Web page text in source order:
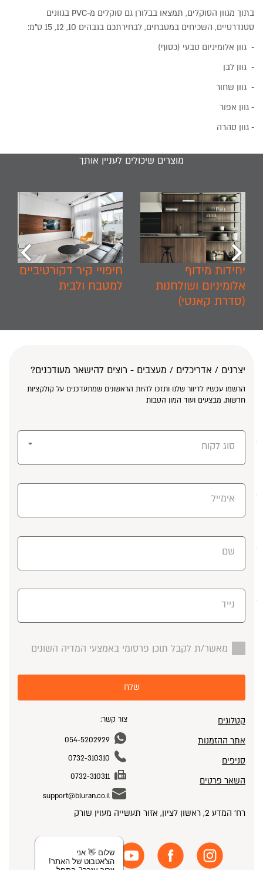
בתוך מגוון הסוקלים, תמצאו בבלורן גם סוקלים מ-PVC בגוונים
סטנדרטיים, השכיחים במטבחים, לבחירתכם בגבהים 10, 12, 15 ס"מ:
- גוון אלומיניום טבעי (כסוף)
- גוון לבן
- גוון שחור
- גוון אפור
- גוון סהרה
מוצרים שיכולים לעניין אותך
chevron_left
חיפויי קיר דקורטיביים
למטבח ולבית
יחידות מידוף
אלומיניום ושולחנות
(סדרת קאנטי)
chevron_right
יצרנים / אדריכלים / מעצבים - רוצים להישאר מעודכנים?
הרשמו עכשיו לדיוור שלנו ותזכו להיות הראשונים שמתעדכנים על קולקציות
חדשות, מבצעים ועוד המון הטבות
סוג לקוח
אימייל
שם
נייד
מאשר/ת לקבל תוכן פרסומי באמצעי המדיה השונים
שלח
קטלוגים
אתר ההזמנות
סניפים
השאר פרטים
צור קשר:
054-5202929
0732-310310
0732-310311
support@bluran.co.il
רח' המדע 2, ראשון לציון, אזור תעשייה מעוין שורק
שלום 👋 אני
הצ'אטבוט של האתר!